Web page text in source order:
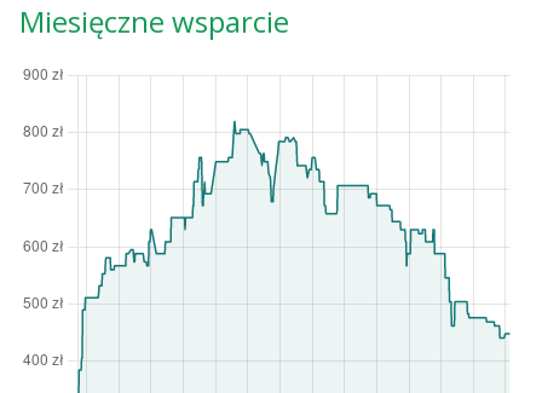
Miesięczne wsparcie